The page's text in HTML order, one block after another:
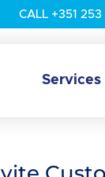
CALL +351 253
Services